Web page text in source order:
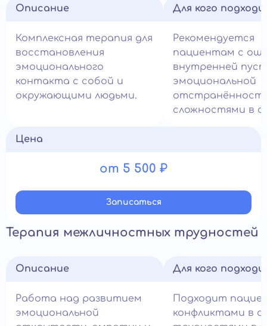
Описание
Комплексная терапия для
восстановления
эмоционального
контакта с собой и
окружающими людьми.
Для кого
Рекомендуется
пациентам с
внутренней
эмоциональной
сложностями в
Цена
от 5 500 ₽
Записатьcя
Терапия межличностных трудностей
Описание
Работа над развитием
эмоциональной
Для кого
Подходит
конфликтами в